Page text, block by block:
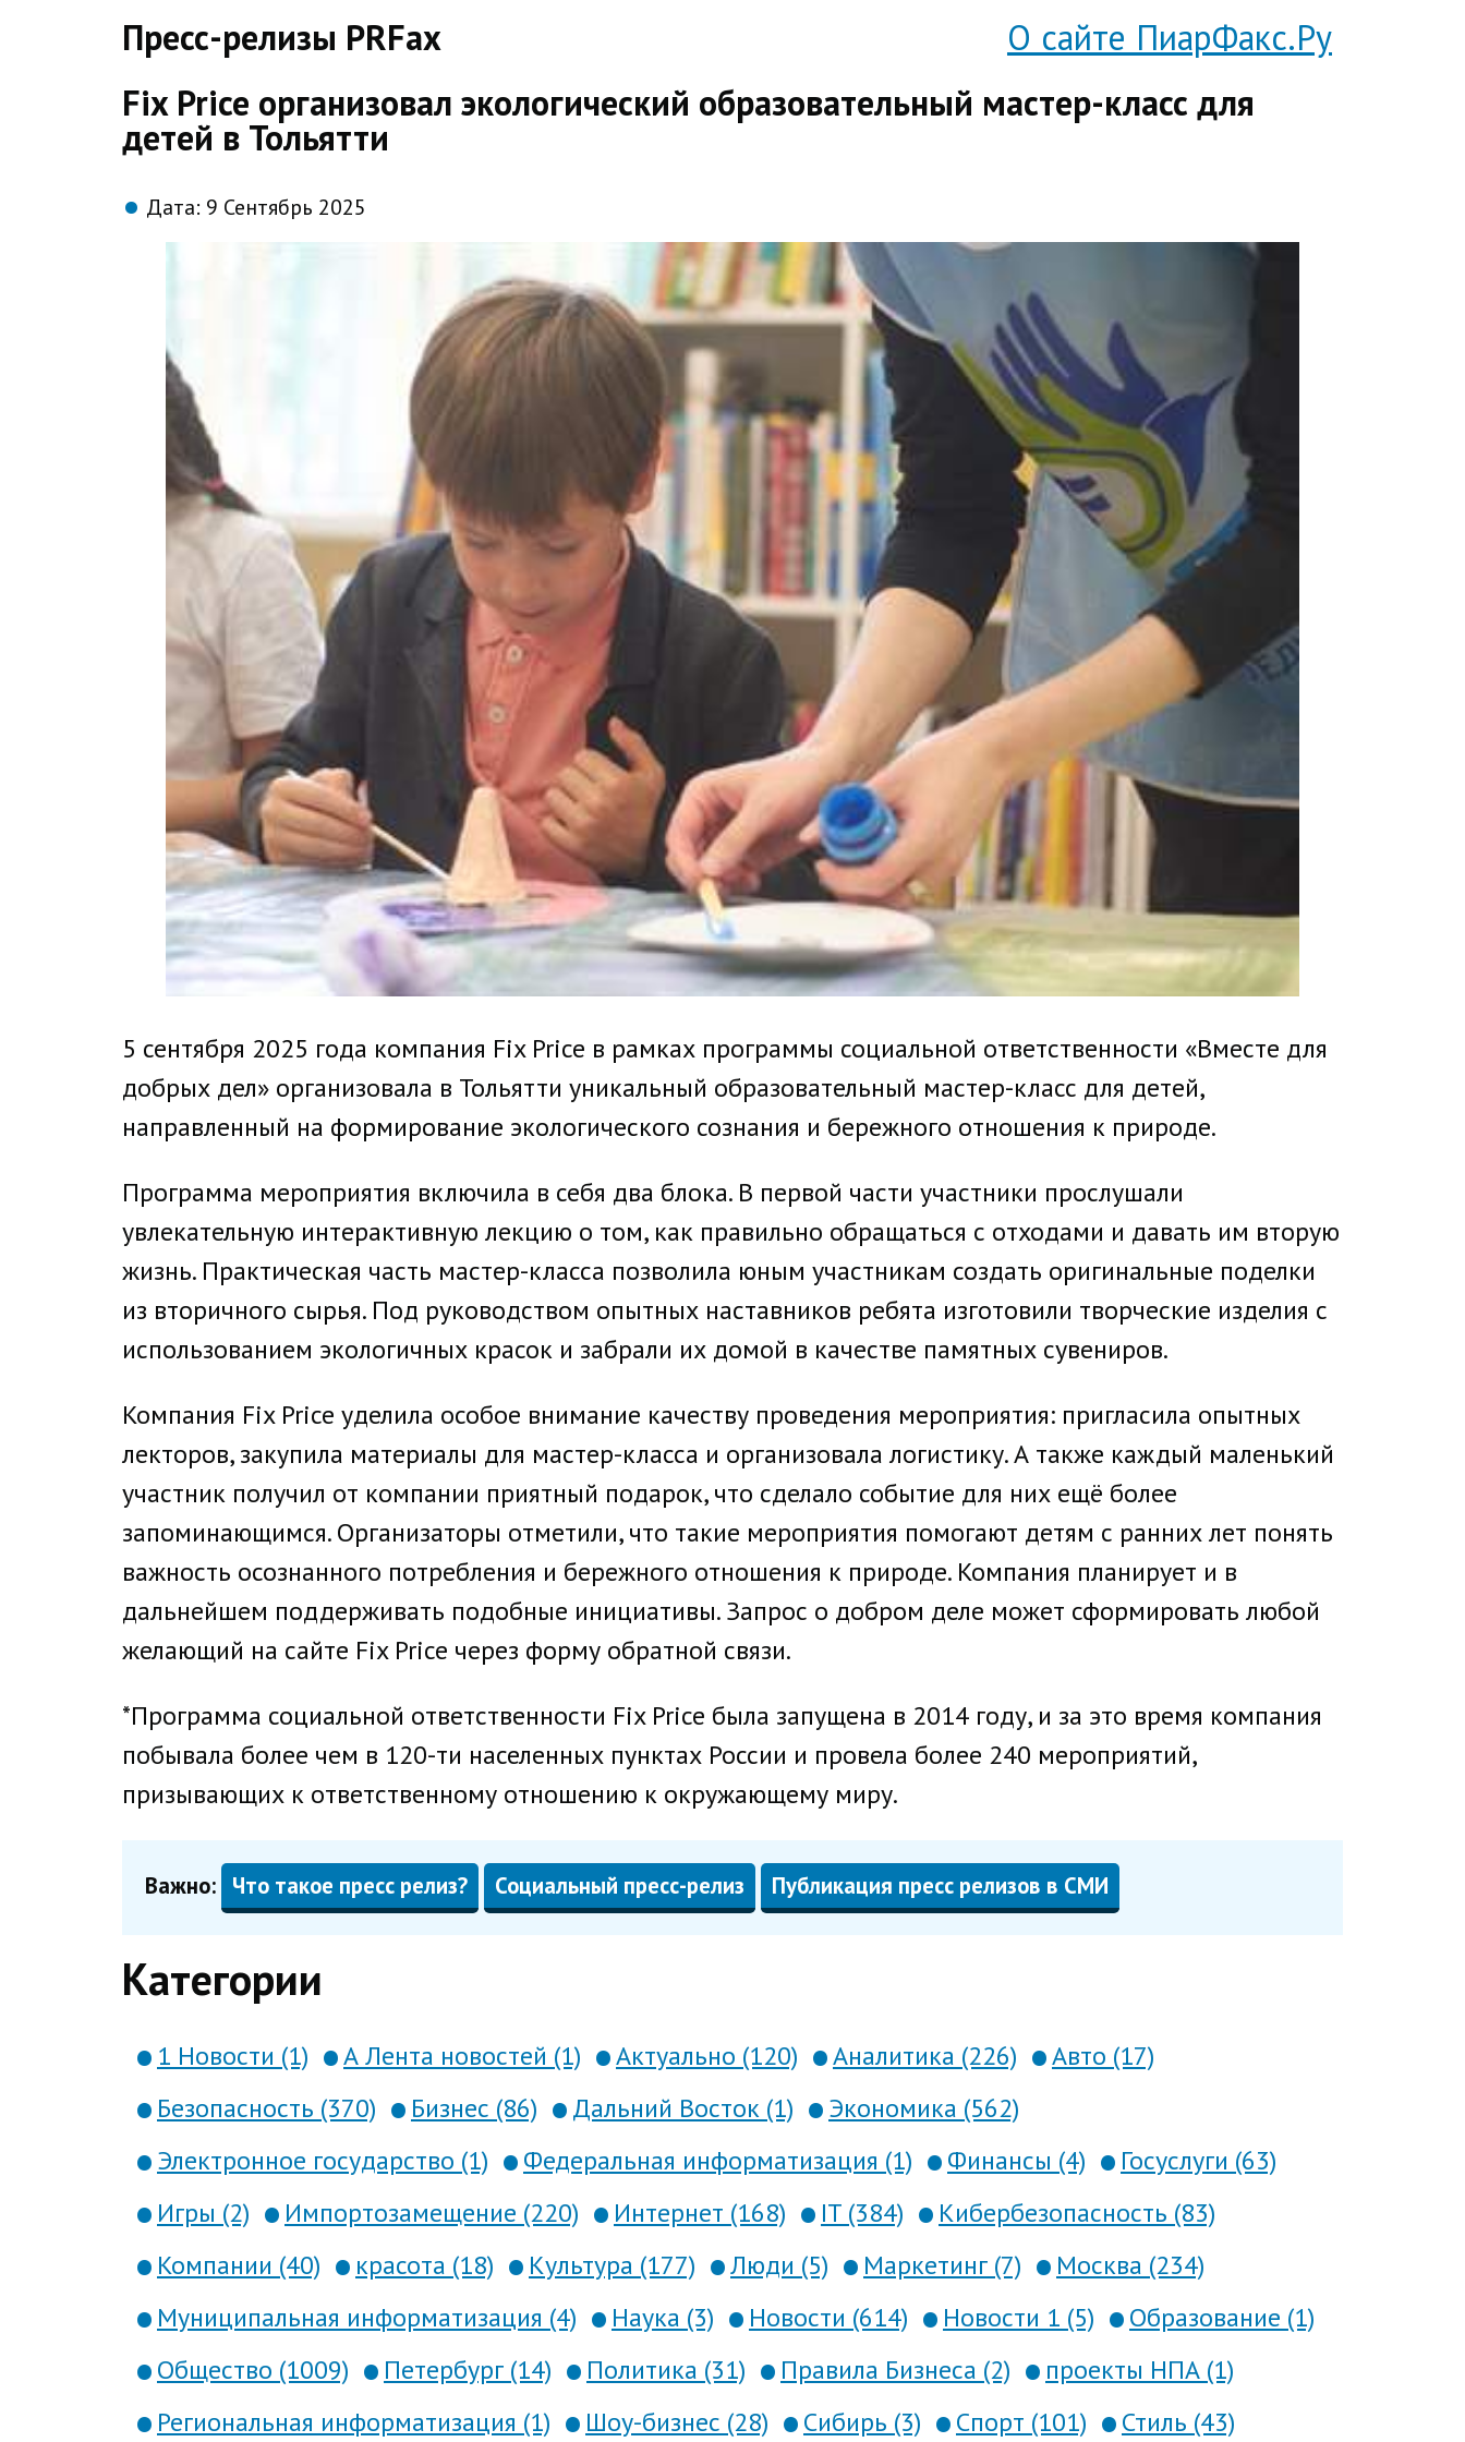
Пресс-релизы PRFax
О сайте ПиарФакс.Ру
Fix Price организовал экологический образовательный мастер-класс для
детей в Тольятти
Дата: 9 Сентябрь 2025
5 сентября 2025 года компания Fix Price в рамках программы социальной ответственности «Вместе для
добрых дел» организовала в Тольятти уникальный образовательный мастер-класс для детей,
направленный на формирование экологического сознания и бережного отношения к природе.
Программа мероприятия включила в себя два блока. В первой части участники прослушали
увлекательную интерактивную лекцию о том, как правильно обращаться с отходами и давать им вторую
жизнь. Практическая часть мастер-класса позволила юным участникам создать оригинальные поделки
из вторичного сырья. Под руководством опытных наставников ребята изготовили творческие изделия с
использованием экологичных красок и забрали их домой в качестве памятных сувениров.
Компания Fix Price уделила особое внимание качеству проведения мероприятия: пригласила опытных
лекторов, закупила материалы для мастер-класса и организовала логистику. А также каждый маленький
участник получил от компании приятный подарок, что сделало событие для них ещё более
запоминающимся. Организаторы отметили, что такие мероприятия помогают детям с ранних лет понять
важность осознанного потребления и бережного отношения к природе. Компания планирует и в
дальнейшем поддерживать подобные инициативы. Запрос о добром деле может сформировать любой
желающий на сайте Fix Price через форму обратной связи.
*Программа социальной ответственности Fix Price была запущена в 2014 году, и за это время компания
побывала более чем в 120-ти населенных пунктах России и провела более 240 мероприятий,
призывающих к ответственному отношению к окружающему миру.
Важно: Что такое пресс релиз? Социальный пресс-релиз Публикация пресс релизов в СМИ
Категории
1 Новости (1) А Лента новостей (1) Актуально (120) Аналитика (226)
Авто (17)
Безопасность (370)
Бизнес (86) Дальний Восток (1)
Экономика (562)
Электронное государство (1)
Федеральная информатизация (1) Финансы (4)
Госуслуги (63)
Игры (2)
Импортозамещение (220) Интернет (168) IT (384)
Кибербезопасность (83)
Компании (40)
красота (18) Культура (177) Люди (5) Маркетинг (7)
Москва (234)
Муниципальная информатизация (4)
Наука (3) Новости (614) Новости 1 (5)
Образование (1)
Общество (1009)
Петербург (14) Политика (31) Правила Бизнеса (2)
проекты НПА (1)
Региональная информатизация (1)
Шоу-бизнес (28) Сибирь (3) Спорт (101) Стиль (43)